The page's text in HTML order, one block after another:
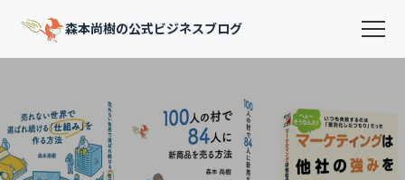
森本尚樹の公式ビジネスブログ